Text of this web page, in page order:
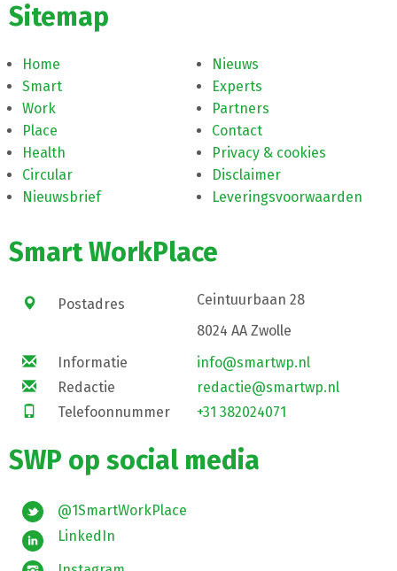
Sitemap
Home
Smart
Work
Place
Health
Circular
Nieuwsbrief
Nieuws
Experts
Partners
Contact
Privacy & cookies
Disclaimer
Leveringsvoorwaarden
Smart WorkPlace
Postadres
Ceintuurbaan 28
8024 AA Zwolle
Informatie
info@smartwp.nl
Redactie
redactie@smartwp.nl
Telefoonnummer
+31 382024071
SWP op social media
@1SmartWorkPlace
LinkedIn